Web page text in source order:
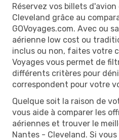
Réservez vos billets
Cleveland grâce au
GOVoyages.com. Avec ou
aérienne low cost ou
inclus ou non, faites votre
Voyages vous permet de
différents critères pour
correspondent pour votre
Quelque soit la raison de
vous aide à comparer les
aériennes et trouver le
Nantes - Cleveland. Si